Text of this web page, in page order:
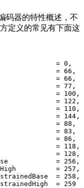
码器的特性概述，不
定义的常见有下面这
= 0,
= 66,
= 66,
= 77,
= 100,
= 122,
= 110,
= 144,
= 88,
= 83,
= 86,
= 118,
= 128,
= 256,
= 257,
= 258,
= 259